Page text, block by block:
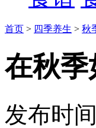
首页 > 四季养生 > 秋
在秋季
发布时